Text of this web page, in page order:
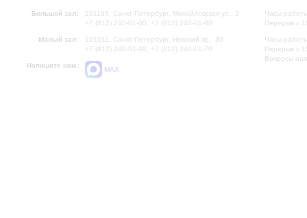
Большой зал:
191186, Санкт-Петербург, Михайловская ул., 2
+7 (812) 240-01-00, +7 (812) 240-01-80
Малый зал:
191011, Санкт-Петербург, Невский пр., 30
+7 (812) 240-01-00, +7 (812) 240-01-70
Напишите нам:
MAX
Часы
Перерыв с
Часы
Перерыв с
Вопросы